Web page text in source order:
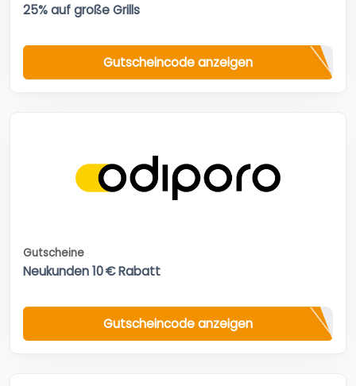
25% auf große Grills
Gutscheincode anzeigen
Gutscheine
Neukunden 10 € Rabatt
Gutscheincode anzeigen